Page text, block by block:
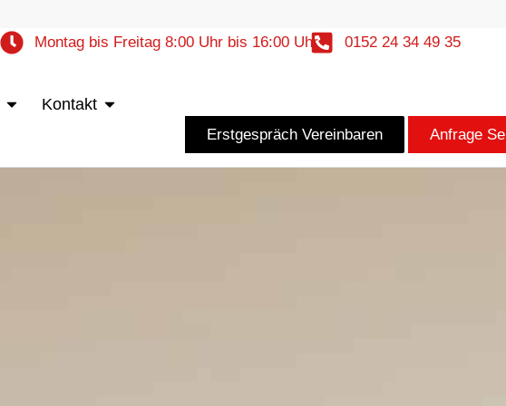
0152 24 34 49 35
Montag bis Freitag 8:00 Uhr bis 16:00 Uhr
Öffne Ratgeber
Kontakt Öffne Kontakt
Erstgespräch Vereinbaren
Anfrage
015224344935 an*****@****************rg.de